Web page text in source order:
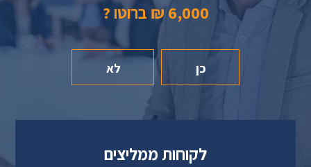
6,000 ₪ ברוטו ?
כן לא
לקוחות ממליצים